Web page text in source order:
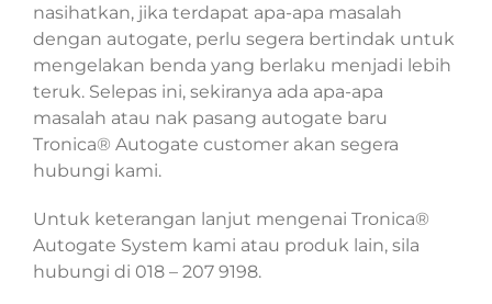
nasihatkan, jika terdapat apa-apa masalah
dengan autogate, perlu segera bertindak untuk
mengelakan benda yang berlaku menjadi lebih
teruk. Selepas ini, sekiranya ada apa-apa
masalah atau nak pasang autogate baru
Tronica® Autogate customer akan segera
hubungi kami.
Untuk keterangan lanjut mengenai Tronica®
Autogate System kami atau produk lain, sila
hubungi di 018 – 207 9198.